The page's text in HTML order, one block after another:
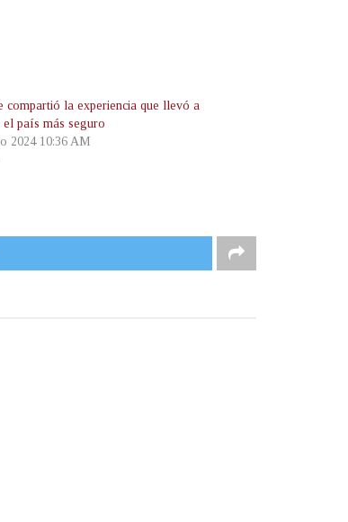
compartió la experiencia que llevó a
país más seguro
2024 10:36 AM